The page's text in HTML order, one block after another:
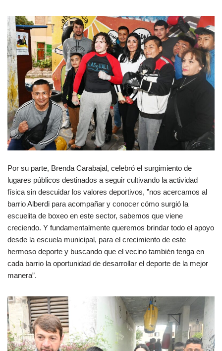
Por su parte, Brenda Carabajal, celebró el surgimiento de
lugares públicos destinados a seguir cultivando la actividad
física sin descuidar los valores deportivos, ”nos acercamos al
barrio Alberdi para acompañar y conocer cómo surgió la
escuelita de boxeo en este sector, sabemos que viene
creciendo. Y fundamentalmente queremos brindar todo el apoyo
desde la escuela municipal, para el crecimiento de este
hermoso deporte y buscando que el vecino también tenga en
cada barrio la oportunidad de desarrollar el deporte de la mejor
manera”.